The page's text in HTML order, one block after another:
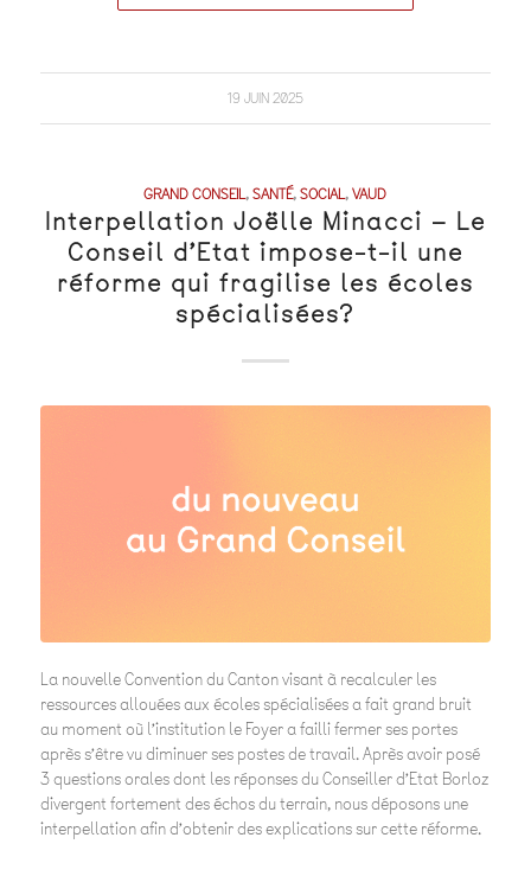
19 JUIN 2025
GRAND CONSEIL,SANTÉ,SOCIAL,VAUD
Interpellation Joëlle Minacci – Le
Conseil d’Etat impose-t-il une
réforme qui fragilise les écoles
spécialisées?
La nouvelle Convention du Canton visant à recalculer les
ressources allouées aux écoles spécialisées a fait grand bruit
au moment où l’institution le Foyer a failli fermer ses portes
après s’être vu diminuer ses postes de travail. Après avoir posé
3 questions orales dont les réponses du Conseiller d’Etat Borloz
divergent fortement des échos du terrain, nous déposons une
interpellation afin d’obtenir des explications sur cette réforme.